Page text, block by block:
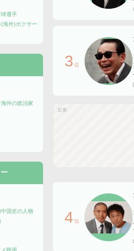
球選手
海外)ボクサー
海外の政治家
中国史の人物
メ映画
3 位
広告
4 位